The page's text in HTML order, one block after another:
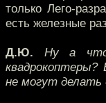
только Лего-
есть железные
Д.Ю. Ну а что
не могут делать